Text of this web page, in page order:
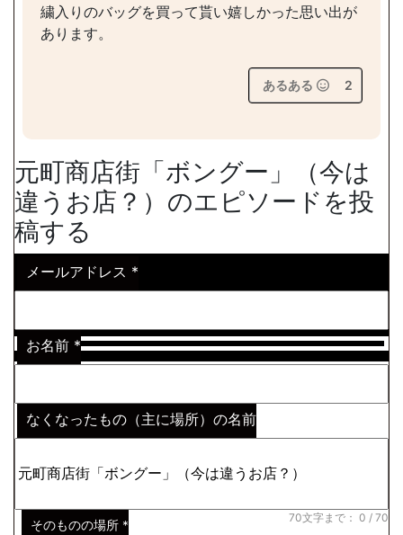
繍入りのバッグを買って貰い嬉しかった思い出が
あります。
あるある 2
元町商店街「ボングー」（今は
違うお店？）のエピソードを投
稿する
メールアドレス *
お名前 *
なくなったもの（主に場所）の名前
70文字まで： 0 / 70
そのものの場所 *